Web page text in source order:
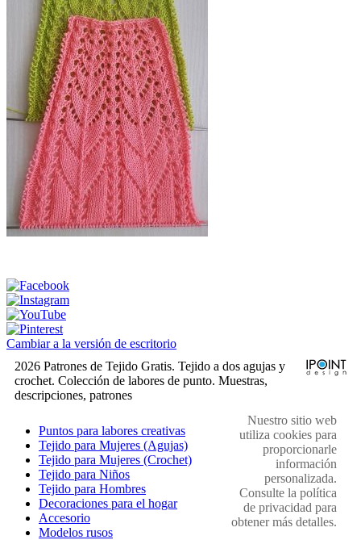
Cambiar a la versión de escritorio
2026 Patrones de Tejido Gratis. Tejido a dos agujas y
crochet. Colección de labores de punto. Muestras,
descripciones, patrones
Puntos para labores creativas
Tejido para Mujeres (Agujas)
Tejido para Mujeres (Crochet)
Tejido para Niños
Tejido para Hombres
Decoraciones para el hogar
Accesorio
Modelos rusos
Nuestro sitio web
utiliza cookies para
proporcionarle
información
personalizada.
Consulte la política
de privacidad para
obtener más detalles.